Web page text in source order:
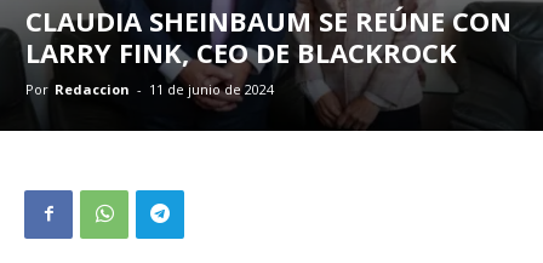
CLAUDIA SHEINBAUM SE REÚNE CON
LARRY FINK, CEO DE BLACKROCK
Por Redaccion - 11 de junio de 2024